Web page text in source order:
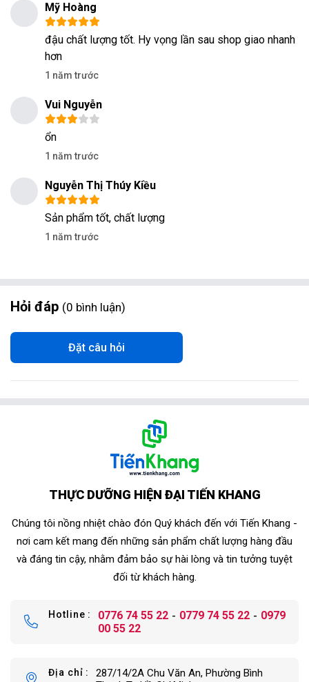
Mỹ Hoàng
đậu chất lượng tốt. Hy vọng lần sau shop giao nhanh
hơn
1 năm trước
Vui Nguyễn
ổn
1 năm trước
Nguyễn Thị Thúy Kiều
Sản phẩm tốt, chất lượng
1 năm trước
Hỏi đáp 0 bình luận
Đặt câu hỏi
THỰC DƯỠNG HIỆN ĐẠI TIẾN KHANG
Chúng tôi nồng nhiệt chào đón Quý khách đến với Tiến Khang -
nơi cam kết mang đến những sản phẩm chất lượng hàng đầu
và đáng tin cậy, nhằm đảm bảo sự hài lòng và tin tưởng tuyệt
đối từ khách hàng.
Hotline 0776 74 55 22 0779 74 55 22
0979
00 55 22
Địa chỉ
287/14/2A Chu Văn An, Phường Bình